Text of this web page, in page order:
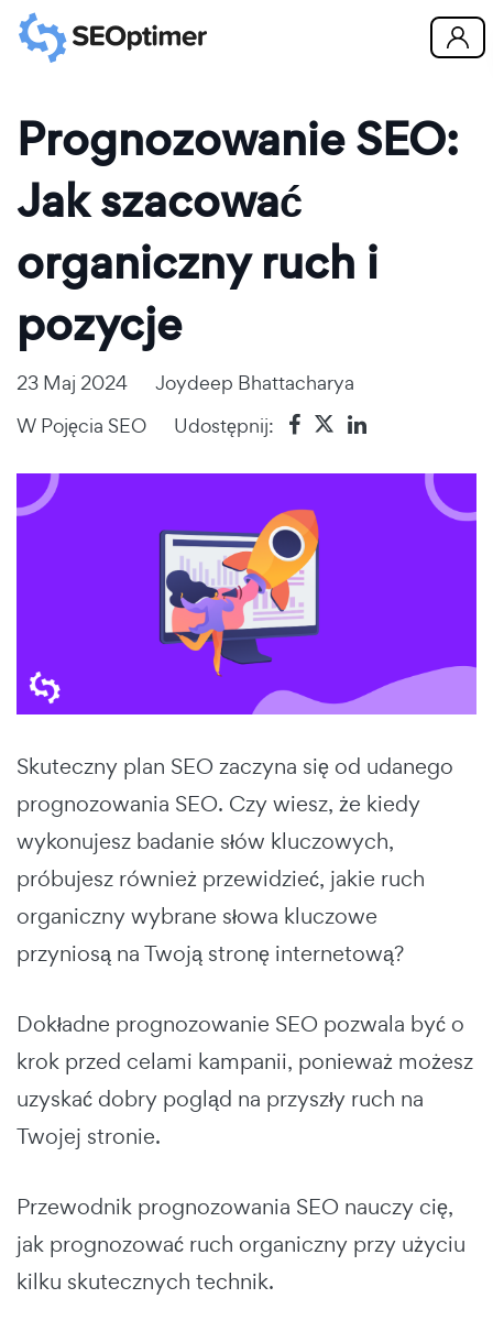
Prognozowanie SEO:
Jak szacować
organiczny ruch i
pozycje
23 Maj 2024
Joydeep Bhattacharya
W Pojęcia SEO Udostępnij:
Skuteczny plan SEO zaczyna się od udanego
prognozowania SEO. Czy wiesz, że kiedy
wykonujesz badanie słów kluczowych,
próbujesz również przewidzieć, jakie ruch
organiczny wybrane słowa kluczowe
przyniosą na Twoją stronę internetową?
Dokładne prognozowanie SEO pozwala być o
krok przed celami kampanii, ponieważ możesz
uzyskać dobry pogląd na przyszły ruch na
Twojej stronie.
Przewodnik prognozowania SEO nauczy cię,
jak prognozować ruch organiczny przy użyciu
kilku skutecznych technik.